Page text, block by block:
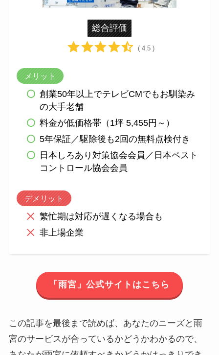
総合評価
( 4.5 )
メリット
創業50年以上でテレビCMでもお馴染み
の大手老舗
料金が低価格帯（1坪 5,455円～）
5年保証／駆除後も2回の無料点検付き
日本しろあり対策協会会員／日本ペスト
コントロール協会会員
デメリット
繁忙期は対応が遅くなる場合も
非上場企業
「雨宮」公式サイトはこちら
この記事を最後まで読めば、あなたのニーズと雨
宮のサービスが合っているかどうかわかるので、